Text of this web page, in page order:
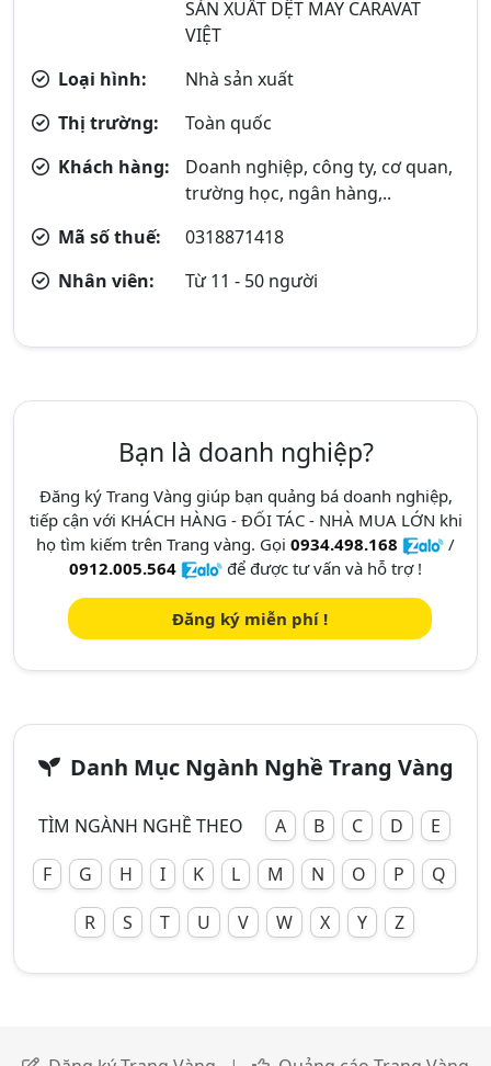
SẢN XUẤT DỆT MAY CARAVAT
VIỆT
Loại hình:
Nhà sản xuất
Thị trường:
Toàn quốc
Khách hàng:
Doanh nghiệp, công ty, cơ quan,
trường học, ngân hàng,..
Mã số thuế:
0318871418
Nhân viên:
Từ 11 - 50 người
Bạn là doanh nghiệp?
Đăng ký Trang Vàng giúp bạn quảng bá doanh nghiệp,
tiếp cận với KHÁCH HÀNG - ĐỐI TÁC - NHÀ MUA LỚN khi
họ tìm kiếm trên Trang vàng. Gọi 0934.498.168
/
0912.005.564
để được tư vấn và hỗ trợ !
Đăng ký miễn phí !
Danh Mục Ngành Nghề Trang Vàng
TÌM NGÀNH NGHỀ THEO A B C D
E
F
G H I K L M N O P
Q
R
S T U V W X Y Z